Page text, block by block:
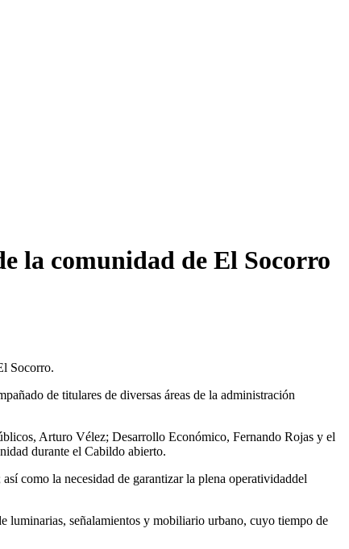
la comunidad de El Socorro
Socorro.
de titulares de diversas áreas de la administración
Arturo Vélez; Desarrollo Económico, Fernando Rojas y el
durante el Cabildo abierto.
como la necesidad de garantizar la plena operatividaddel
luminarias, señalamientos y mobiliario urbano, cuyo tiempo de